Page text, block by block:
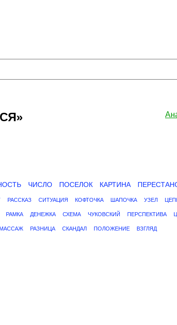
ЧИСЛО ПОСЕЛОК КАРТИНА
РАССКАЗ СИТУАЦИЯ КОФТОЧКА ШАПОЧКА УЗЕЛ
РАМКА ДЕНЕЖКА СХЕМА ЧУКОВСКИЙ ПЕРСПЕКТИВА
МАССАЖ РАЗНИЦА СКАНДАЛ ПОЛОЖЕНИЕ ВЗГЛЯД